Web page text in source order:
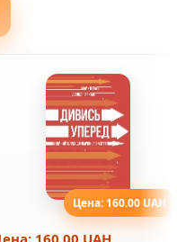
Цена: 160.00 UAH
160.00 UAH